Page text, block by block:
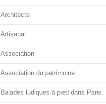
Architecte
Artisanat
Association
Association du patrimoine
Balades ludiques à pied dans Paris